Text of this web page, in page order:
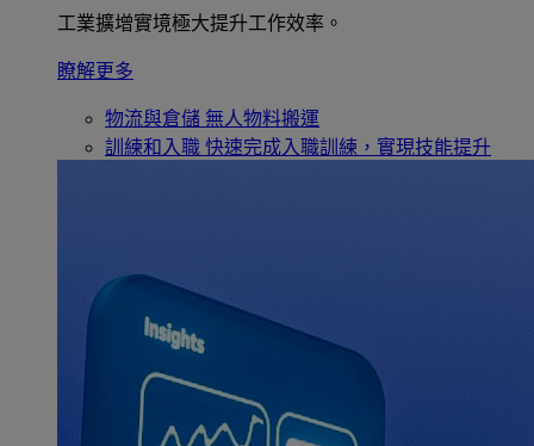
工業擴增實境極大提升工作效率。
瞭解更多
物流與倉儲 無人物料搬運
訓練和入職 快速完成入職訓練，實現技能提升